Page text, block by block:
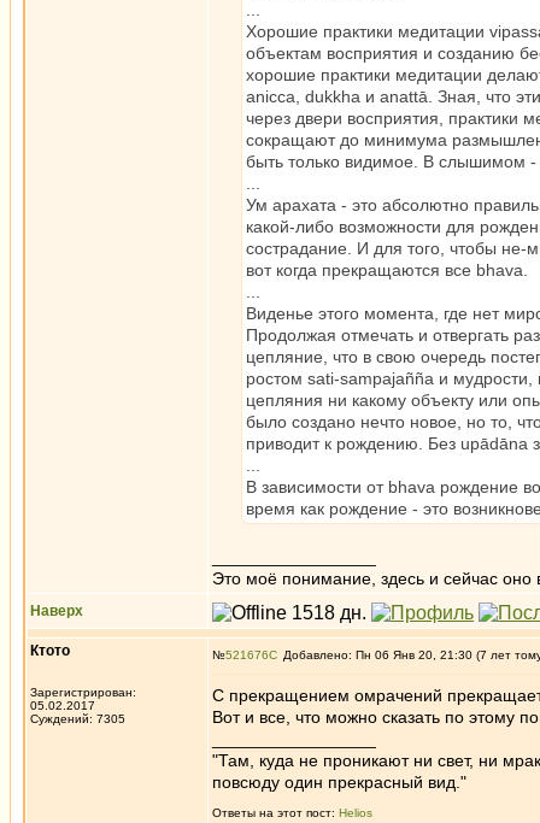
Хорошие практики медитации
объектам восприятия и созданию
хорошие практики медитации
anicca, dukkha и anattā. Зная, что
через двери восприятия,
сокращают до минимума
быть только видимое. В слышимом
Ум арахата - это абсолютно
какой-либо возможности для
сострадание. И для того, чтобы
вот когда прекращаются все bhava.
Виденье этого момента, где нет
Продолжая отмечать и отвергать
цепляние, что в свою очередь
ростом sati-sampajañña и
цепляния ни какому объекту или
было создано нечто новое, но то,
приводит к рождению. Без upādāna
В зависимости от bhava рождение
время как рождение - это
Это моё понимание, здесь и сейчас оно
Наверх
Ктото
Зарегистрирован:
05.02.2017
Суждений: 7305
№521676 Добавлено: Пн 06 Янв 20, 21:30 (7 лет
С прекращением омрачений
Вот и все, что можно сказать по этому
"Там, куда не проникают ни свет, ни
повсюду один прекрасный вид."
Ответы на этот пост: Helios